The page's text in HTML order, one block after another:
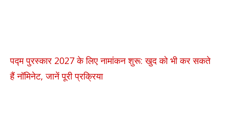
पद्म पुरस्कार 2027 के लिए नामांकन शुरू: खुद को भी कर सकते
हैं नॉमिनेट, जानें पूरी प्रक्रिया